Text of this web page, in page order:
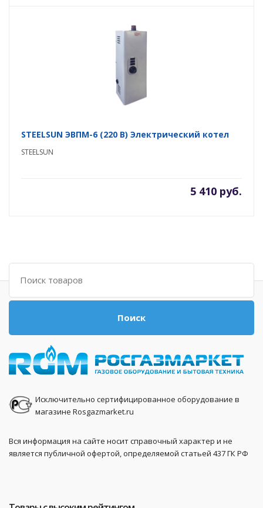
STEELSUN ЭВПМ-6 (220 В) Электрический котел
STEELSUN
5 410 руб.
Поиск
Поиск
Исключительно сертифицированное оборудование в
магазине Rosgazmarket.ru
Вся информация на сайте носит справочный характер и не
является публичной офертой, определяемой статьей 437 ГК РФ